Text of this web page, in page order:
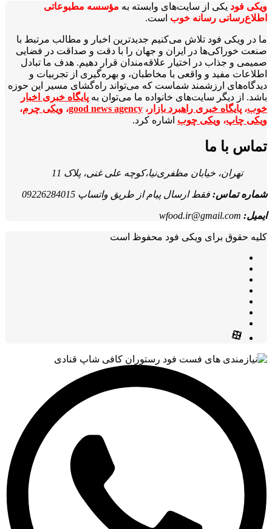
ویکی‌ فود یکی از سایت‌های وابسته به مؤسسه مطبوعاتی
اطلاع‌رسانی رسانه خوب است.
ما در ویکی‌ فود تلاش می‌کنیم جدیدترین اخبار و مطالب مرتبط با
صنعت خوراکی‌ها در ایران و جهان را با دقت و صداقت در فضایی
صمیمی و جذاب در اختیار علاقه‌مندان قرار دهیم. هدف ما تبادل
اطلاعات مفید و واقعی با مخاطبان، و بهره‌گیری از تجربیات و
دیدگاه‌های ارزشمند شماست که می‌تواند راه‌گشای مسیر این حوزه
باشد. از دیگر سایت‌های خانواده ما می‌توان به پایگاه خبری اخبار
خوب، پایگاه خبری راهبرد بازار ، good news agency، ویکی چرم،
ویکی چاپ، ویکی چوب اشاره کرد.
تماس با ما
تهران، خیابان مظفری‌نیا،کوچه علی غنی، پلاک 11
شماره تماس: فقط ارسال پیام از طریق واتساپ 09226284015
ایمیل: wfood.ir@gmail.com
کلیه حقوق برای ویکی فود محفوظ است